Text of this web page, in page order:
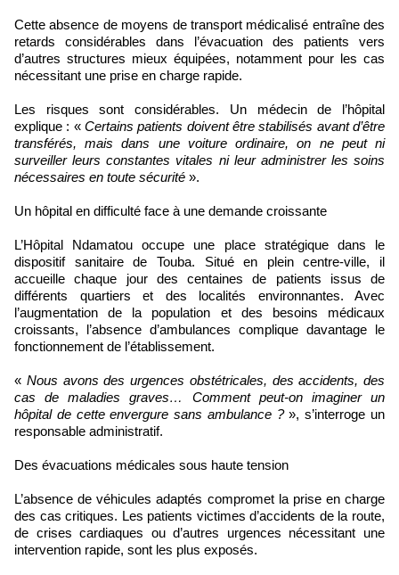
Cette absence de moyens de transport médicalisé entraîne des
retards considérables dans l’évacuation des patients vers
d’autres structures mieux équipées, notamment pour les cas
nécessitant une prise en charge rapide.
Les risques sont considérables. Un médecin de l’hôpital
explique : « Certains patients doivent être stabilisés avant d’être
transférés, mais dans une voiture ordinaire, on ne peut ni
surveiller leurs constantes vitales ni leur administrer les soins
nécessaires en toute sécurité ».
Un hôpital en difficulté face à une demande croissante
L’Hôpital Ndamatou occupe une place stratégique dans le
dispositif sanitaire de Touba. Situé en plein centre-ville, il
accueille chaque jour des centaines de patients issus de
différents quartiers et des localités environnantes. Avec
l’augmentation de la population et des besoins médicaux
croissants, l’absence d’ambulances complique davantage le
fonctionnement de l’établissement.
« Nous avons des urgences obstétricales, des accidents, des
cas de maladies graves… Comment peut-on imaginer un
hôpital de cette envergure sans ambulance ?», s’interroge un
responsable administratif.
Des évacuations médicales sous haute tension
L’absence de véhicules adaptés compromet la prise en charge
des cas critiques. Les patients victimes d’accidents de la route,
de crises cardiaques ou d’autres urgences nécessitant une
intervention rapide, sont les plus exposés.